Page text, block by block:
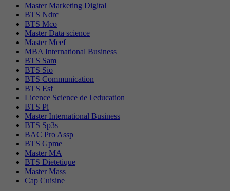
Master Marketing Digital
BTS Ndrc
BTS Mco
Master Data science
Master Meef
MBA International Business
BTS Sam
BTS Sio
BTS Communication
BTS Esf
Licence Science de l education
BTS Pi
Master International Business
BTS Sp3s
BAC Pro Assp
BTS Gpme
Master MA
BTS Dietetique
Master Mass
Cap Cuisine